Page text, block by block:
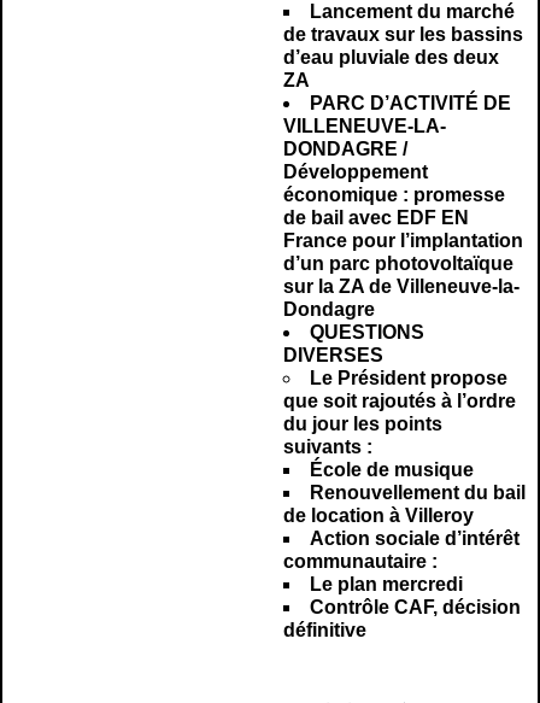
Lancement du marché
de travaux sur les bassins
d’eau pluviale des deux
ZA
PARC D’ACTIVITÉ DE
VILLENEUVE-LA-
DONDAGRE /
Développement
économique : promesse
de bail avec EDF EN
France pour l’implantation
d’un parc photovoltaïque
sur la ZA de Villeneuve-la-
Dondagre
QUESTIONS
DIVERSES
Le Président propose
que soit rajoutés à l’ordre
du jour les points
suivants :
École de musique
Renouvellement du bail
de location à Villeroy
Action sociale d’intérêt
communautaire :
Le plan mercredi
Contrôle CAF, décision
définitive